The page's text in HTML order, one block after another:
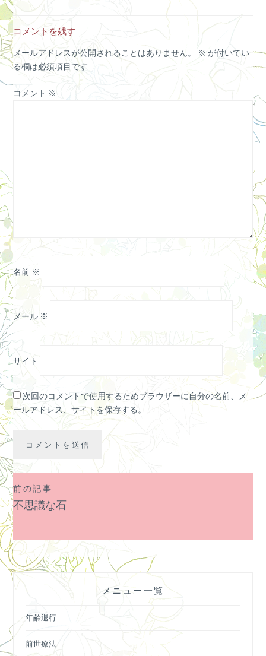
コメントを残す
メールアドレスが公開されることはありません。 ※ が付いてい
る欄は必須項目です
コメント ※
名前 ※
メール ※
サイト
次回のコメントで使用するためブラウザーに自分の名前、メ
ールアドレス、サイトを保存する。
投
稿
ナ
ビ
ゲ
ー
ョ
ン
前の記事
不思議な石
メニュー一覧
年齢退行
前世療法